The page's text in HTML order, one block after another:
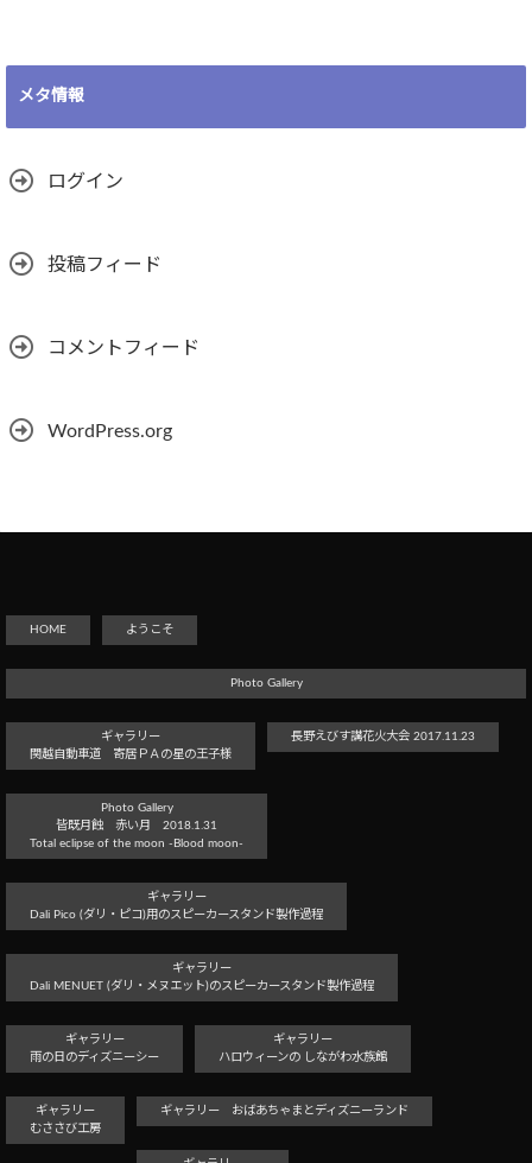
メタ情報
ログイン
投稿フィード
コメントフィード
WordPress.org
HOME ようこそ
Photo Gallery
ギャラリー
関越自動車道 寄居ＰＡの星の王子様
長野えびす講花火大会 2017.11.23
Photo Gallery
皆既月蝕 赤い月 2018.1.31
Total eclipse of the moon -Blood moon-
ギャラリー
Dali Pico (ダリ・ピコ)用のスピーカースタンド製作過程
ギャラリー
Dali MENUET (ダリ・メヌエット)のスピーカースタンド製作過程
ギャラリー
雨の日のディズニーシー
ギャラリー
ハロウィーンの しながわ水族館
ギャラリー
むささび工房
ギャラリー おばあちゃまとディズニーランド